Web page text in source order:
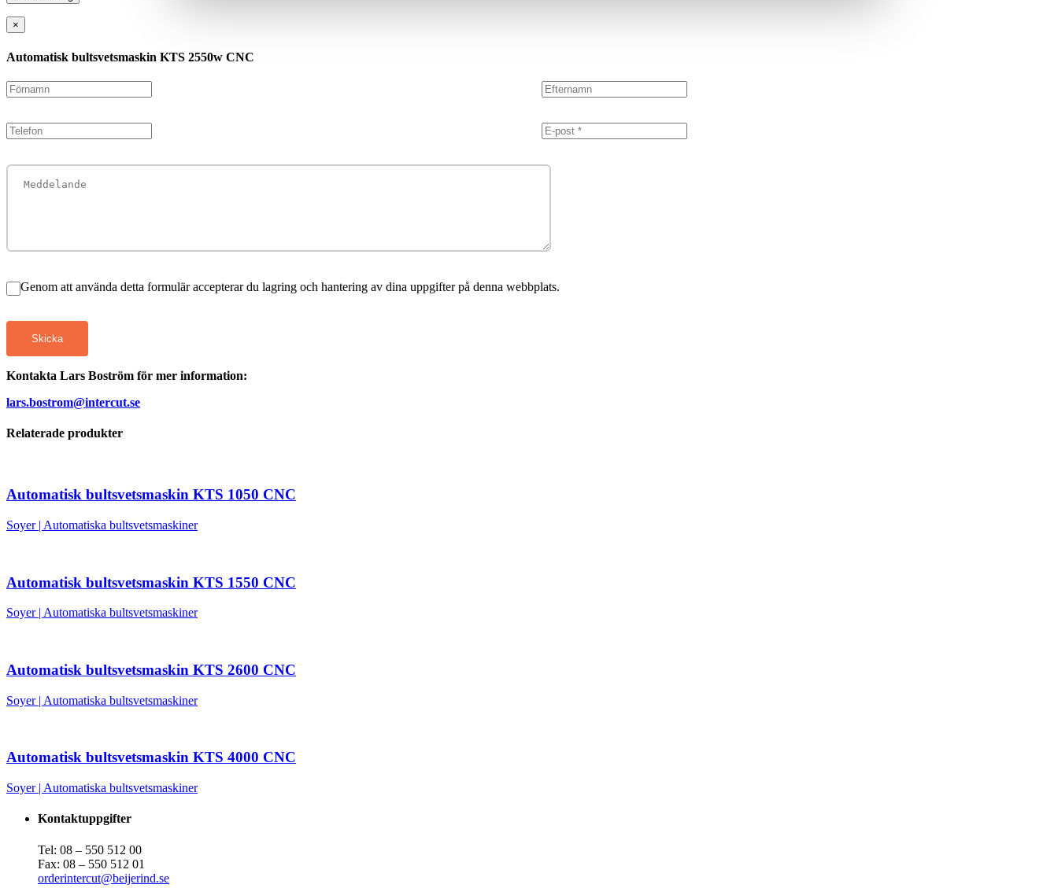
×
Automatisk bultsvetsmaskin KTS 2550w CNC
Genom att använda detta formulär accepterar du lagring och hantering av dina uppgifter på denna webbplats.
Skicka
Kontakta Lars Boström för mer information:
lars.bostrom@intercut.se
Relaterade produkter
Automatisk bultsvetsmaskin KTS 1050 CNC
Soyer| Automatiska bultsvetsmaskiner
Automatisk bultsvetsmaskin KTS 1550 CNC
Soyer| Automatiska bultsvetsmaskiner
Automatisk bultsvetsmaskin KTS 2600 CNC
Soyer| Automatiska bultsvetsmaskiner
Automatisk bultsvetsmaskin KTS 4000 CNC
Soyer| Automatiska bultsvetsmaskiner
Kontaktuppgifter
Tel: 08 – 550 512 00
Fax: 08 – 550 512 01
orderintercut@beijerind.se